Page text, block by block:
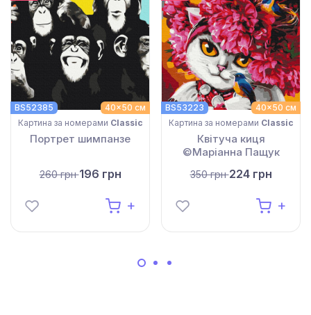
40x50 см
BS52385
Картина за номерами Classic
Портрет шимпанзе
260 грн196 грн
40x50 см
BS53223
Картина за номерами Classic
Квітуча киця
©Маріанна Пащук
350 грн224 грн